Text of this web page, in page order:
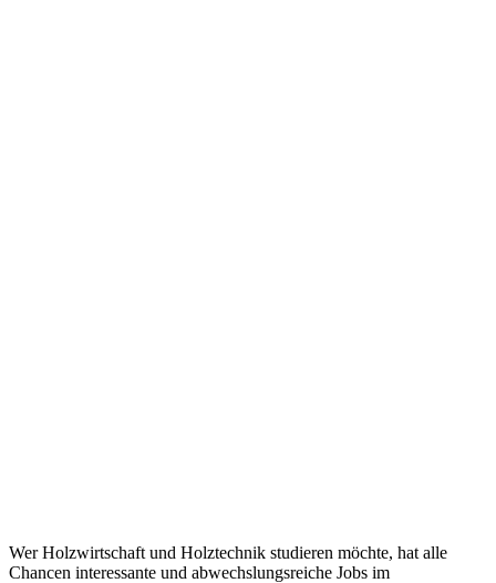
Wer Holzwirtschaft und Holztechnik studieren möchte, hat alle
Chancen interessante und abwechslungsreiche Jobs im